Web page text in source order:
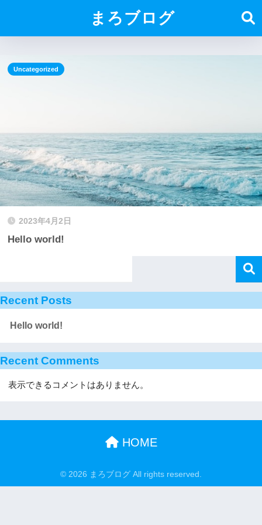
まろブログ
2023年4月2日
Hello world!
Uncategorized
Recent Posts
Hello world!
Recent Comments
表示できるコメントはありません。
HOME
© 2026 まろブログ All rights reserved.